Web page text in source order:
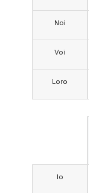
Noi
Voi
Loro
Io